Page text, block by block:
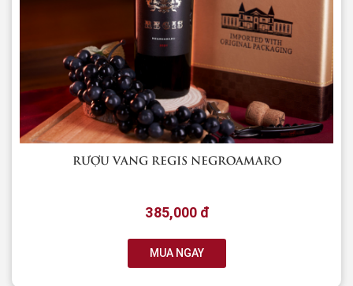
RƯỢU VANG REGIS NEGROAMARO
385,000 đ
MUA NGAY